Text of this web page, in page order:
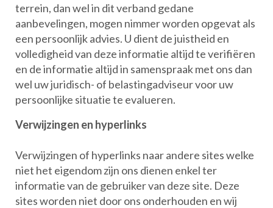
terrein, dan wel in dit verband gedane
aanbevelingen, mogen nimmer worden opgevat als
een persoonlijk advies. U dient de juistheid en
volledigheid van deze informatie altijd te verifiëren
en de informatie altijd in samenspraak met ons dan
wel uw juridisch- of belastingadviseur voor uw
persoonlijke situatie te evalueren.
Verwijzingen en hyperlinks
Verwijzingen of hyperlinks naar andere sites welke
niet het eigendom zijn ons dienen enkel ter
informatie van de gebruiker van deze site. Deze
sites worden niet door ons onderhouden en wij